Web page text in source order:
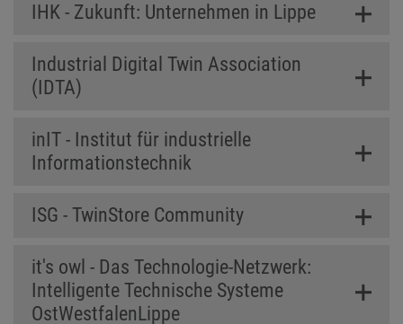
IHK - Zukunft: Unternehmen in Lippe
Industrial Digital Twin Association
(IDTA)
inIT - Institut für industrielle
Informationstechnik
ISG - TwinStore Community
it's owl - Das Technologie-Netzwerk:
Intelligente Technische Systeme
OstWestfalenLippe